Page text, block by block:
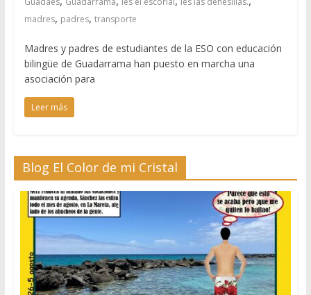
madres, padres, transporte
Madres y padres de estudiantes de la ESO con educación
bilingüe de Guadarrama han puesto en marcha una
asociación para
Leer más
Blog El Color de mi Cristal